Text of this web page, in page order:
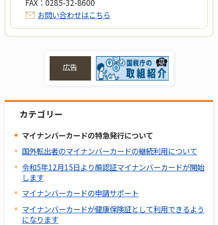
FAX： 0285-32-8600
お問い合わせはこちら
広告
カテゴリー
マイナンバーカードの特急発行について
国外転出者のマイナンバーカードの継続利用について
令和5年12月15日より顔認証マイナンバーカードが開始
します
マイナンバーカードの申請サポート
マイナンバーカードが健康保険証として利用できるよう
になります